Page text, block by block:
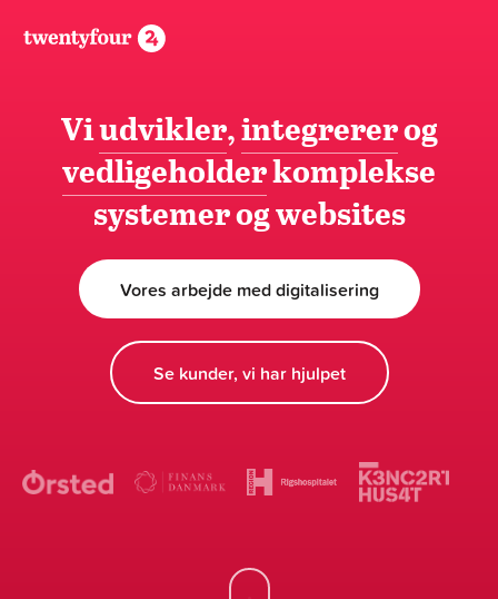
Viudvikler,integrererog
vedligeholderkomplekse
systemer og websites
Vores arbejde med digitalisering
Se kunder, vi har hjulpet